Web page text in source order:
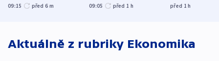
kraje na silnice ani
09:15 před 6 m
varují tajné služby
09:05 před 1 h
útočili v
před 1h
Aktuálně z rubriky Ekonomika